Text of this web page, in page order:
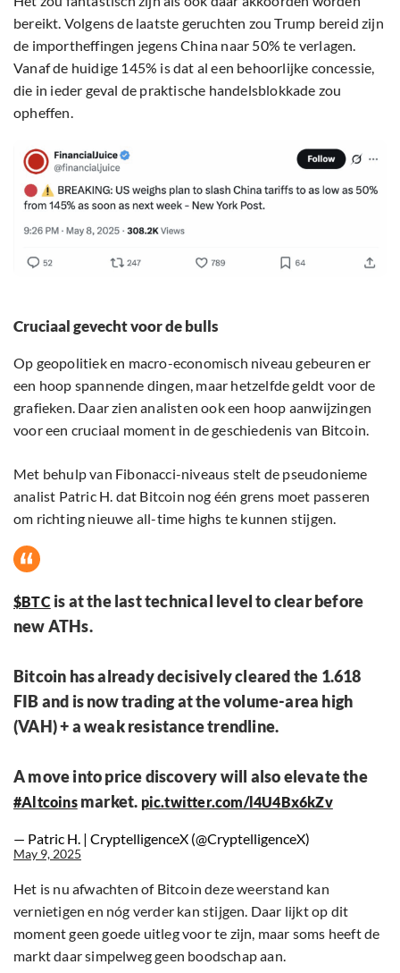
bereikt. Volgens de laatste geruchten zou Trump bereid zijn
de importheffingen jegens China naar 50% te verlagen.
Vanaf de huidige 145% is dat al een behoorlijke concessie,
die in ieder geval de praktische handelsblokkade zou
opheffen.
Cruciaal gevecht voor de bulls
Op geopolitiek en macro-economisch niveau gebeuren er
een hoop spannende dingen, maar hetzelfde geldt voor de
grafieken. Daar zien analisten ook een hoop aanwijzingen
voor een cruciaal moment in de geschiedenis van Bitcoin.
Met behulp van Fibonacci-niveaus stelt de pseudonieme
analist Patric H. dat Bitcoin nog één grens moet passeren
om richting nieuwe all-time highs te kunnen stijgen.
$BTCis at the last technical level to clear before
new ATHs.
Bitcoin has already decisively cleared the 1.618
FIB and is now trading at the volume-area high
(VAH) + a weak resistance trendline.
A move into price discovery will also elevate the
#Altcoinsmarket. pic.twitter.com/l4U4Bx6kZv
— Patric H. | CryptelligenceX (@CryptelligenceX)
May 9, 2025
Het is nu afwachten of Bitcoin deze weerstand kan
vernietigen en nóg verder kan stijgen. Daar lijkt op dit
moment geen goede uitleg voor te zijn, maar soms heeft de
markt daar simpelweg geen boodschap aan.